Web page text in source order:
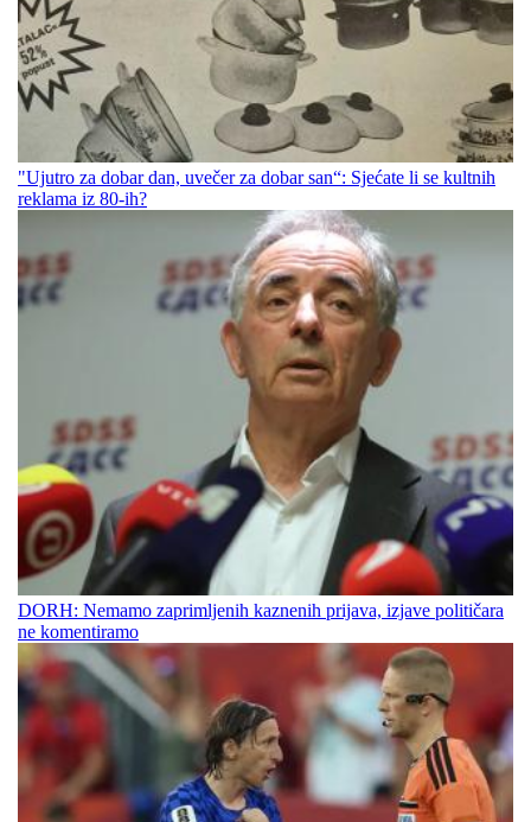
"Ujutro za dobar dan, uvečer za dobar san“: Sjećate li se kultnih
reklama iz 80-ih?
DORH: Nemamo zaprimljenih kaznenih prijava, izjave političara
ne komentiramo